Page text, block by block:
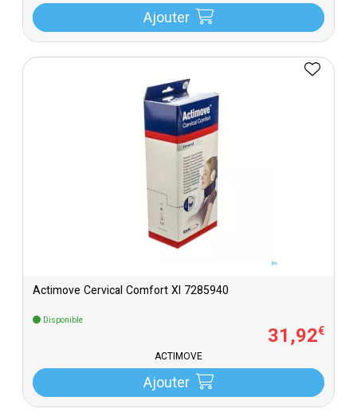
Ajouter
Actimove Cervical Comfort Xl 7285940
Disponible
31,92€
ACTIMOVE
Ajouter